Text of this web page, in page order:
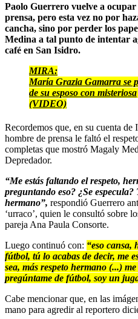
Paolo Guerrero vuelve a
prensa, pero esta vez no por
cancha, sino por perder los
Medina a tal punto de intentar
café en San Isidro.
MIRA:
María Grazia Gamarra se
de su esposo con
(VIDEO)
Recordemos que, en su cuenta de
hombre de prensa le faltó el
completas que mostró Magaly
Depredador.
“Me estás faltando el respeto,
preguntando eso? ¿Se especula?
hermano”, respondió Guerrero
‘urraco’, quien le consultó sobre
pareja Ana Paula Consorte.
Luego continuó con: “eso cansa,
fútbol, tú lo acabas de decir, me
sea, más respeto hermano (...)
pregúntame de fútbol, soy un
Cabe mencionar que, en las
mano para agredir al reportero